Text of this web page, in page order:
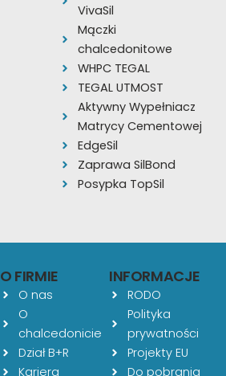
VivaSil
Mączki
chalcedonitowe
WHPC TEGAL
TEGAL UTMOST
Aktywny Wypełniacz
Matrycy Cementowej
EdgeSil
Zaprawa SilBond
Posypka TopSil
O FIRMIE
O nas
O
chalcedonicie
Dział B+R
Kariera
INFORMACJE
RODO
Polityka
prywatności
Projekty EU
Do pobrania